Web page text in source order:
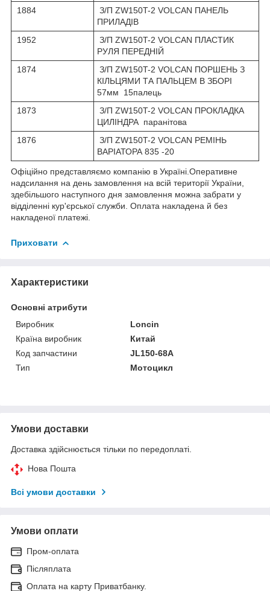
1884
З/П ZW150T-2 VOLCAN ПАНЕЛЬ
ПРИЛАДІВ
1952
З/П ZW150T-2 VOLCAN ПЛАСТИК
РУЛЯ ПЕРЕДНІЙ
1874
З/П ZW150T-2 VOLCAN ПОРШЕНЬ З
КІЛЬЦЯМИ ТА ПАЛЬЦЕМ В ЗБОРІ
57мм 15палець
1873
З/П ZW150T-2 VOLCAN ПРОКЛАДКА
ЦИЛІНДРА паранітова
1876
З/П ZW150T-2 VOLCAN РЕМІНЬ
ВАРІАТОРА 835 -20
Офіційно представляємо компанію в Україні.Оперативне
надсилання на день замовлення на всій території України,
здебільшого наступного дня замовлення можна забрати у
відділенні кур'єрської служби. Оплата накладена й без
накладеної платежі.
Приховати
Характеристики
Основні атрибути
Виробник
Loncin
Країна виробник
Китай
Код запчастини
JL150-68A
Тип
Мотоцикл
Умови доставки
Доставка здійснюється тільки по передоплаті.
Нова Пошта
Всі умови доставки
Умови оплати
Пром-оплата
Післяплата
Оплата на карту Приватбанку.